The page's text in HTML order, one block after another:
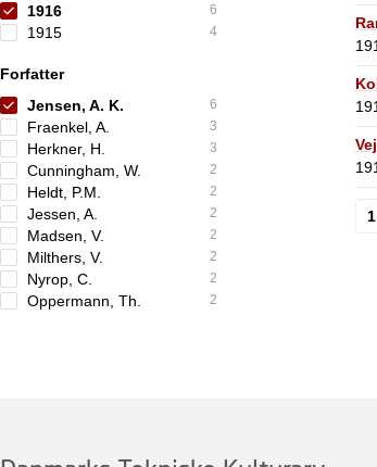
1916 6
1915 4
Forfatter
Jensen, A. K.
6
Fraenkel, A. 3
Herkner, H. 3
Cunningham, W. 2
Heldt, P.M. 2
Jessen, A. 2
Madsen, V. 2
Milthers, V. 2
Nyrop, C. 2
Oppermann, Th. 2
1